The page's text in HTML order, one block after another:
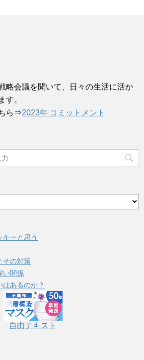
略会議を聞いて、日々の生活に活か
す。
ら⇒2023年 コミットメント
キーと思う
その対策
い関係
あるのか？
自由テキスト